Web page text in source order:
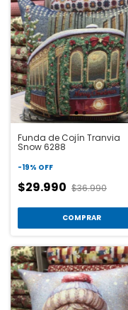
Funda de Cojín Tranvia
Snow 6288
-19% OFF
$29.990 $36.990
COMPRAR